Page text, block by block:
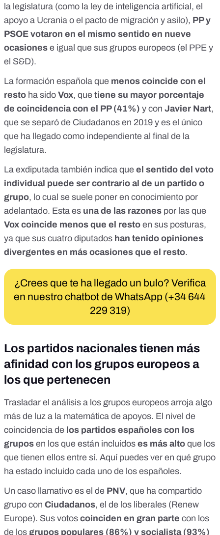
la legislatura (como la ley de inteligencia artificial, el
apoyo a Ucrania o el pacto de migración y asilo), PP y
PSOE votaron en el mismo sentido en nueve
ocasiones e igual que sus grupos europeos (el PPE y
el S&D).
La formación española que menos coincide con el
resto ha sido Vox, que tiene su mayor porcentaje
de coincidencia con el PP (41%) y con Javier Nart,
que se separó de Ciudadanos en 2019 y es el único
que ha llegado como independiente al final de la
legislatura.
La exdiputada también indica que el sentido del voto
individual puede ser contrario al de un partido o
grupo, lo cual se suele poner en conocimiento por
adelantado. Esta es una de las razones por las que
Vox coincide menos que el resto en sus posturas,
ya que sus cuatro diputados han tenido opiniones
divergentes en más ocasiones que el resto.
¿Crees que te ha llegado un bulo? Verifica
en nuestro chatbot de WhatsApp (+34 644
229 319)
Los partidos nacionales tienen más
afinidad con los grupos europeos a
los que pertenecen
Trasladar el análisis a los grupos europeos arroja algo
más de luz a la matemática de apoyos. El nivel de
coincidencia de los partidos españoles con los
grupos en los que están incluidos es más alto que los
que tienen ellos entre sí. Aquí puedes ver en qué grupo
ha estado incluido cada uno de los españoles.
Un caso llamativo es el de PNV, que ha compartido
grupo con Ciudadanos, el de los liberales (Renew
Europe). Sus votos coinciden en gran parte con los
de los grupos populares (86%) y socialista (93%)